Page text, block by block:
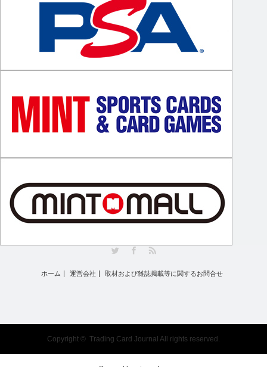
ホーム 運営会社 取材および雑誌掲載等に関するお問合せ
Copyright © Trading Card Journal All rights reserved.